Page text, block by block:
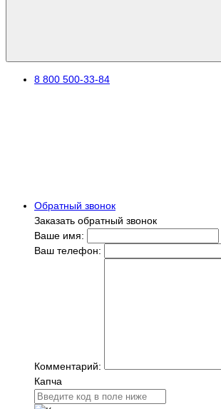
8 800 500-33-84
Обратный звонок
Заказать обратный звонок
Ваше имя:
Ваш телефон:
Комментарий:
Капча